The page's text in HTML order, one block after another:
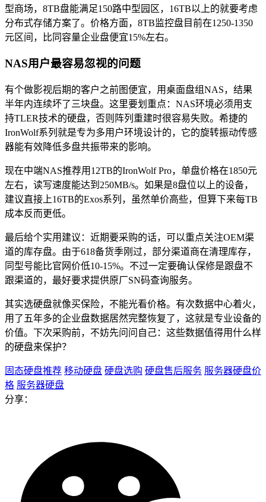
型商场，8TB盘能满足150路中型园区，16TB以上的就要考虑
分布式存储方案了。价格方面，8TB监控盘目前在1250-1350
元区间，比同容量企业盘便宜15%左右。
NAS用户最容易忽视的问题
有个做影视后期的客户之前图便宜，用桌面盘组NAS，结果
半年内连续坏了三块盘。这里要划重点：NAS环境必须用支
持TLER技术的硬盘，否则阵列重建时很容易失败。希捷的
IronWolf系列就是专为多用户环境设计的，它的旋转振动传感
器能有效降低多盘共振带来的影响。
现在中端NAS推荐用12TB的IronWolf Pro，单盘价格在1850元
左右，读写速度能达到250MB/s。如果是8盘位以上的设备，
建议直接上16TB的Exos系列，虽然单价高些，但算下来每TB
成本反而更低。
最后给个实用建议：近期要采购的话，可以重点关注OEM渠
道的库存盘。由于618备货季刚过，部分渠道商在清理库存，
同型号能比官网价低10-15%。不过一定要确认保修是跟盘不
跟渠道的，最好要求提供原厂SN码查询服务。
其实选硬盘就像买保险，不能光看价格。有次数据中心着火，
用了五年多的企业盘数据居然完整恢复了，这就是专业设备的
价值。下次采购前，不妨先问问自己：这些数据值得用什么样
的硬盘来保护？
固态硬盘推荐 移动硬盘 硬盘选购 硬盘售后服务 服务器硬盘价
格 服务器硬盘
分享：